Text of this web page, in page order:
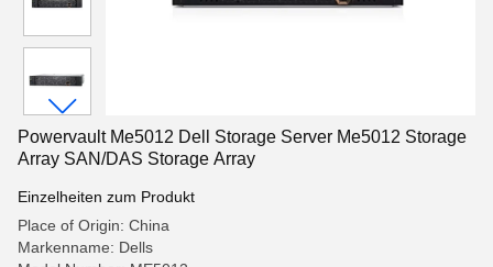
Powervault Me5012 Dell Storage Server Me5012 Storage
Array SAN/DAS Storage Array
Einzelheiten zum Produkt
Place of Origin: China
Markenname: Dells